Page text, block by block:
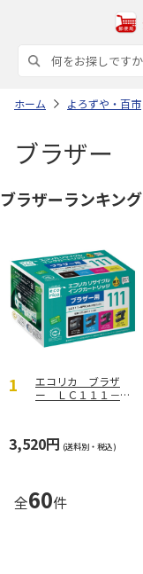
ホーム よろずや・百市
ブラザー
ブラザーランキング
エコリカ ブラザ
ー ＬＣ１１１－４
3,520円 (送料別・税込)
全60件